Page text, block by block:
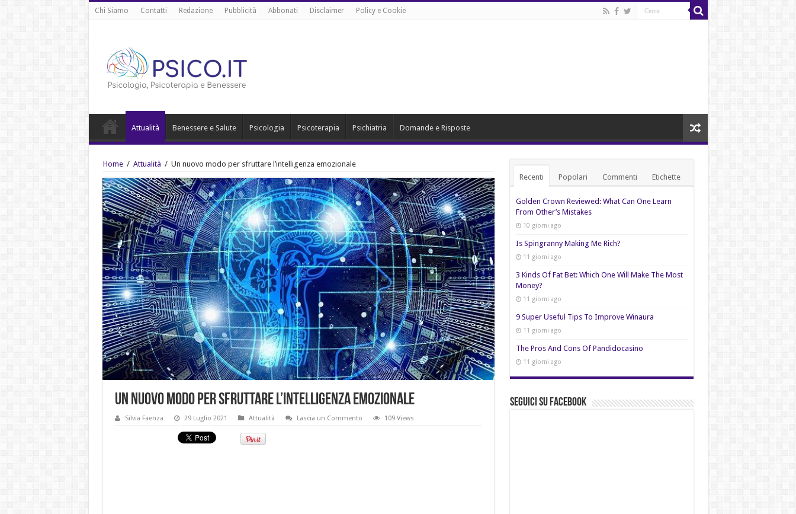
Chi Siamo Contatti Redazione Pubblicità Abbonati Disclaimer Policy e Cookie
Attualità Benessere e Salute Psicologia Psicoterapia Psichiatria Domande e Risposte
Home / Attualità / Un nuovo modo per sfruttare l’intelligenza emozionale
Un nuovo modo per sfruttare l’intelligenza emozionale
Silvia Faenza 29 Luglio 2021 Attualità Lascia un Commento 109 Views
Recenti Popolari Commenti Etichette
Golden Crown Reviewed: What Can One Learn
From Other’s Mistakes
10 giorni ago
Is Spingranny Making Me Rich?
11 giorni ago
3 Kinds Of Fat Bet: Which One Will Make The Most
Money?
11 giorni ago
9 Super Useful Tips To Improve Winaura
11 giorni ago
The Pros And Cons Of Pandidocasino
11 giorni ago
Seguici su Facebook